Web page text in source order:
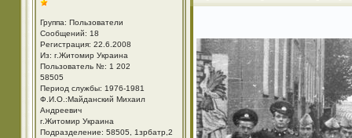
Группа: Пользователи
Сообщений: 18
Регистрация: 22.6.2008
Из: г.Житомир Украина
Пользователь №: 1 202
58505
Период службы: 1976-1981
Ф.И.О.:Майданский Михаил
Андреевич
г.Житомир Украина
Подразделение: 58505, 1зрбатр,2